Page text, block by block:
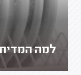
למה